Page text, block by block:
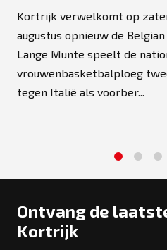
Kortrijk verwelkomt op
augustus opnieuw de
Lange Munte speelt de
vrouwenbasketbalploeg
tegen Italië als voorber...
Ontvang de
Kortrijk